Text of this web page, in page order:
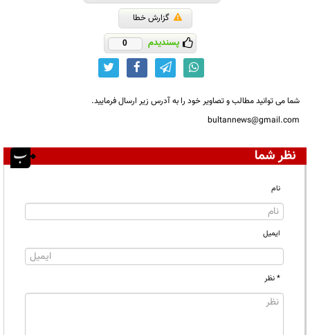
گزارش خطا
پسندیدم 0
شما می توانید مطالب و تصاویر خود را به آدرس زیر ارسال فرمایید.
bultannews@gmail.com
نظر شما
نام
ایمیل
* نظر